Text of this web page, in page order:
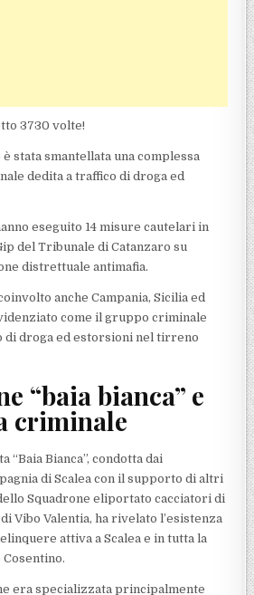
3730 volte!
stata smantellata una complessa
dedita a traffico di droga ed
eseguito 14 misure cautelari in
del Tribunale di Catanzaro su
distrettuale antimafia.
anche Campania, Sicilia ed
come il gruppo criminale
di droga ed estorsioni nel tirreno
“baia bianca” e
criminale
“Baia Bianca”, condotta dai
di Scalea con il supporto di altri
Squadrone eliportato cacciatori di
Vibo Valentia, ha rivelato l’esistenza
attiva a Scalea e in tutta la
era specializzata principalmente